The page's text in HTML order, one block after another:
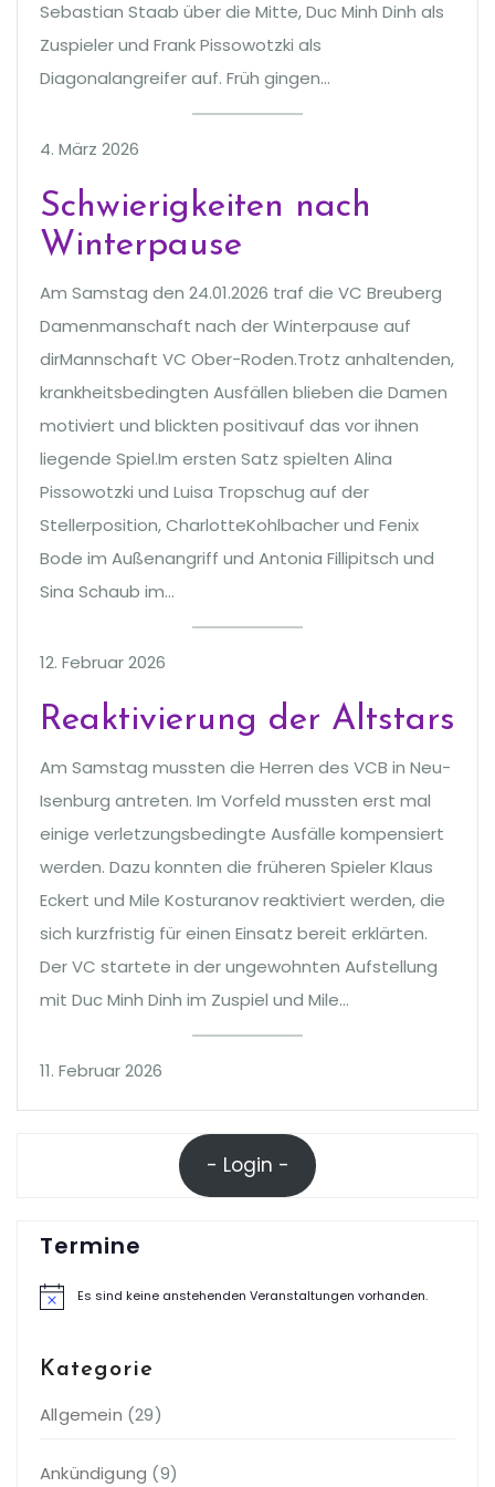
Sebastian Staab über die Mitte, Duc Minh Dinh als
Zuspieler und Frank Pissowotzki als
Diagonalangreifer auf. Früh gingen…
4. März 2026
Schwierigkeiten nach
Winterpause
Am Samstag den 24.01.2026 traf die VC Breuberg
Damenmanschaft nach der Winterpause auf
dirMannschaft VC Ober-Roden.Trotz anhaltenden,
krankheitsbedingten Ausfällen blieben die Damen
motiviert und blickten positivauf das vor ihnen
liegende Spiel.Im ersten Satz spielten Alina
Pissowotzki und Luisa Tropschug auf der
Stellerposition, CharlotteKohlbacher und Fenix
Bode im Außenangriff und Antonia Fillipitsch und
Sina Schaub im…
12. Februar 2026
Reaktivierung der Altstars
Am Samstag mussten die Herren des VCB in Neu-
Isenburg antreten. Im Vorfeld mussten erst mal
einige verletzungsbedingte Ausfälle kompensiert
werden. Dazu konnten die früheren Spieler Klaus
Eckert und Mile Kosturanov reaktiviert werden, die
sich kurzfristig für einen Einsatz bereit erklärten.
Der VC startete in der ungewohnten Aufstellung
mit Duc Minh Dinh im Zuspiel und Mile…
11. Februar 2026
- Login -
Termine
HinweisEs sind keine anstehenden Veranstaltungen vorhanden.
Kategorie
Allgemein (29)
Ankündigung (9)